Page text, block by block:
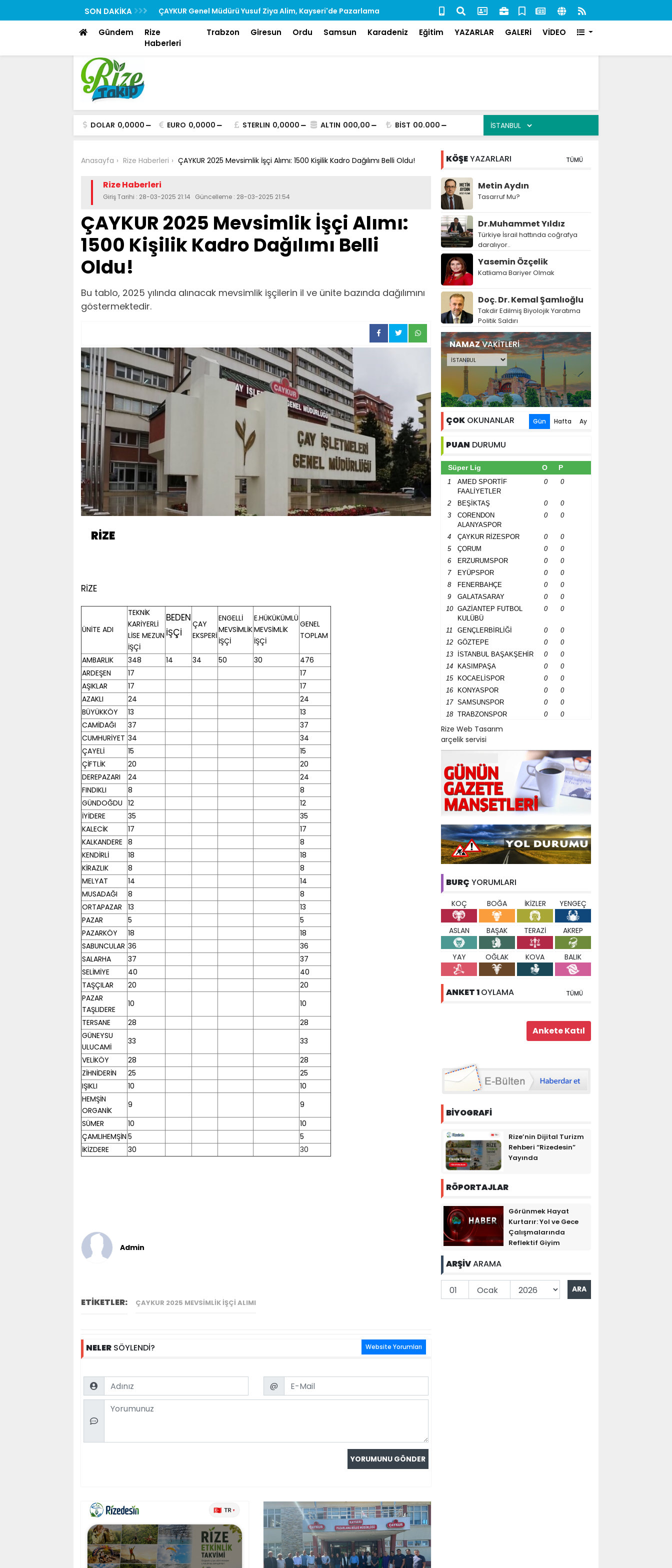
SON DAKİKA
“Rizedesin” Yayında
ÇAYKUR Genel Müdürü Yusuf Ziya Alim, Kayseri'de Pazarlama
Toplantısına Katıldı
Rize'de Aranan 84 Şahıs Yakalandı: 51'i Cezaevine Gönderildi
Gündem
Rize
Haberleri
Trabzon Giresun Ordu Samsun Karadeniz Eğitim YAZARLAR GALERİ VİDEO
DOLAR 0,0000 EURO 0,0000 STERLIN 0,0000 ALTIN 000,00 BİST 00.000
Anasayfa Rize Haberleri ÇAYKUR 2025 Mevsimlik İşçi Alımı: 1500 Kişilik Kadro Dağılımı Belli Oldu!
Rize Haberleri
Giriş Tarihi : 28-03-2025 21:14 Güncelleme : 28-03-2025 21:54
ÇAYKUR 2025 Mevsimlik İşçi Alımı:
1500 Kişilik Kadro Dağılımı Belli
Oldu!
Bu tablo, 2025 yılında alınacak mevsimlik işçilerin il ve ünite bazında dağılımını
göstermektedir.
RİZE
RİZE
ÜNİTE ADI
TEKNİK
KARİYERLİ
LİSE MEZUN
İŞÇİ
BEDEN
İŞÇİ
ÇAY
EKSPERİ
ENGELLİ
MEVSİMLİK
İŞÇİ
E.HÜKÜKÜMLÜ
MEVSİMLİK
İŞÇİ
GENEL
TOPLAM
AMBARLIK 348 14 34 50 30
476
ARDEŞEN
17
17
AŞIKLAR
17
17
AZAKLI
24
24
BÜYÜKKÖY
13
13
CAMİDAĞI
37
37
CUMHURİYET 34
34
ÇAYELİ
15
15
ÇİFTLİK
20
20
DEREPAZARI
24
24
FINDIKLI
8
8
GÜNDOĞDU 12
12
İYİDERE
35
35
KALECİK
17
17
KALKANDERE 8
8
KENDİRLİ
18
18
KİRAZLIK
8
8
MELYAT
14
14
MUSADAĞI
8
8
ORTAPAZAR
13
13
PAZAR
5
5
PAZARKÖY
18
18
SABUNCULAR 36
36
SALARHA
37
37
SELİMİYE
40
40
TAŞÇILAR
20
20
PAZAR
TAŞLIDERE
10
10
TERSANE
28
28
GÜNEYSU
ULUCAMİ
33
33
VELİKÖY
28
28
ZİHNİDERİN
25
25
IŞIKLI
10
10
HEMŞİN
ORGANİK
9
9
SÜMER
10
10
ÇAMLIHEMŞİN 5
5
İKİZDERE
30 30
Admin
ETİKETLER: ÇAYKUR 2025 MEVSIMLIK İŞÇI ALIMI
NELER SÖYLENDİ? Website Yorumları
Name Email
@
Comment
KÖŞEYAZARLARI TÜMÜ
Metin Aydın
Tasarruf Mu?
Dr.Muhammet Yıldız
Türkiye İsrail hattında coğrafya
daralıyor..
Yasemin Özçelik
Katliama Bariyer Olmak
Doç. Dr. Kemal Şamlıoğlu
Takdir Edilmiş Biyolojik Yaratıma
Politik Saldırı
NAMAZVAKİTLERİ
ÇOK OKUNANLAR Gün Hafta Ay
PUAN DURUMU
Süper Lig O P
1
AMED SPORTİF
FAALİYETLER
0 0
2 BEŞİKTAŞ 0
0
3
CORENDON
ALANYASPOR
0 0
4 ÇAYKUR RİZESPOR 0
0
5
ÇORUM 0
0
6
ERZURUMSPOR 0
0
7
EYÜPSPOR 0
0
8
FENERBAHÇE 0
0
9
GALATASARAY 0
0
10
GAZİANTEP FUTBOL
KULÜBÜ
0 0
11 GENÇLERBİRLİĞİ 0
0
12
GÖZTEPE 0
0
13
İSTANBUL BAŞAKŞEHİR 0
0
14
KASIMPAŞA 0
0
15
KOCAELİSPOR 0
0
16
KONYASPOR 0
0
17
SAMSUNSPOR 0
0
18
TRABZONSPOR 0 0
Rize Web Tasarım
arçelik servisi
BURÇ YORUMLARI
KOÇ BOĞA İKİZLER YENGEÇ
ASLAN BAŞAK TERAZİ AKREP
YAY OĞLAK KOVA BALIK
ANKET 1OYLAMA TÜMÜ
BİYOGRAFİ
Rize’nin Dijital Turizm
Rehberi “Rizedesin”
Yayında
RÖPORTAJLAR
Görünmek Hayat
Kurtarır: Yol ve Gece
Çalışmalarında
Reflektif Giyim
ARŞİVARAMA